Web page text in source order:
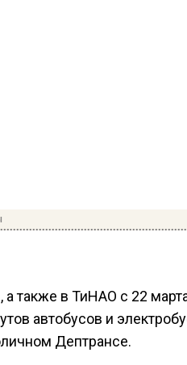
также в ТиНАО с 22
автобусов и
Дептрансе.